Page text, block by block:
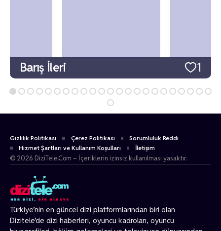
1
Barış İleri
Türkiye’nin en güncel dizi platformlarından biri olan
Dizitele’de dizi haberleri, oyuncu kadroları, oyuncu
Gizlilik Politikası Çerez Politikası
Sorumluluk Reddi
Hizmet Şartları ve Kullanım Koşulları
İletişim
© 2026 DiziTele.Com – İçeriklerin izinsiz kullanılması yasaktır.